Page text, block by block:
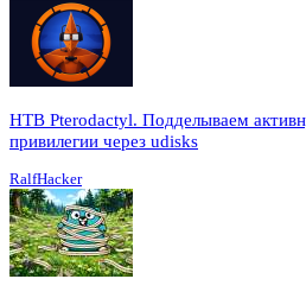
HTB Pterodactyl. Подделываем
привилегии через udisks
RalfHacker